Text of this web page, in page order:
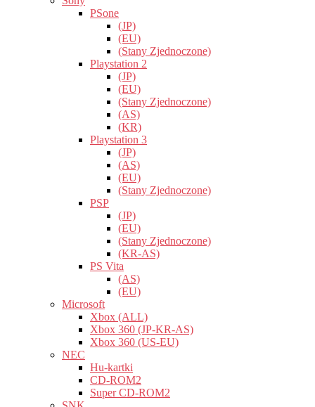
PSone
(JP)
(EU)
(Stany Zjednoczone)
Playstation 2
(JP)
(EU)
(Stany Zjednoczone)
(AS)
(KR)
Playstation 3
(JP)
(AS)
(EU)
(Stany Zjednoczone)
PSP
(JP)
(EU)
(Stany Zjednoczone)
(KR-AS)
PS Vita
(AS)
(EU)
Microsoft
Xbox (ALL)
Xbox 360 (JP-KR-AS)
Xbox 360 (US-EU)
NEC
Hu-kartki
CD-ROM2
Super CD-ROM2